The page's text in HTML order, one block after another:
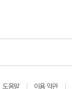
도움말 이용 약관